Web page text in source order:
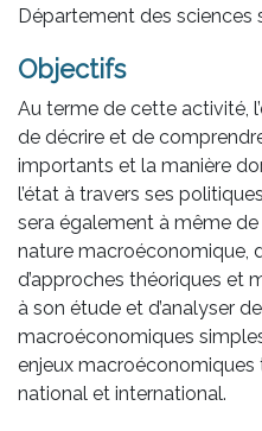
Département des sciences
Objectifs
Au terme de cette activité,
de décrire et de
importants et la manière
l’état à travers ses
sera également à même
nature macroéconomique,
d’approches théoriques et
à son étude et d’analyser
macroéconomiques
enjeux
national et international.